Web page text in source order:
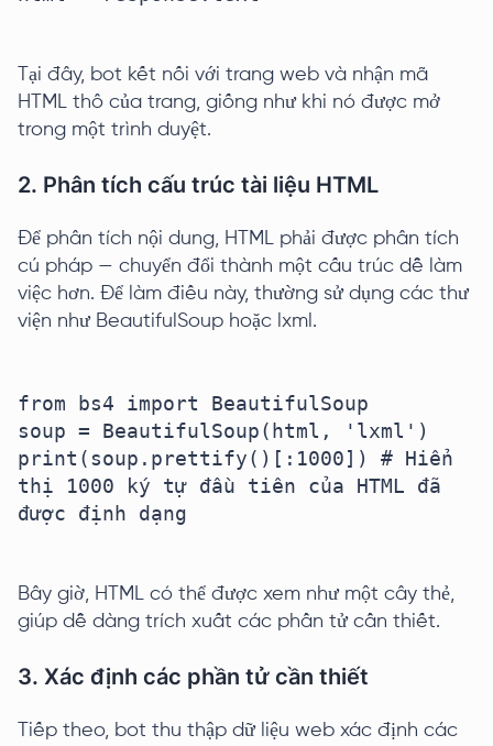
Tại đây, bot kết nối với trang web và nhận mã
HTML thô của trang, giống như khi nó được mở
trong một trình duyệt.
2. Phân tích cấu trúc tài liệu HTML
Để phân tích nội dung, HTML phải được phân tích
cú pháp — chuyển đổi thành một cấu trúc dễ làm
việc hơn. Để làm điều này, thường sử dụng các thư
viện như BeautifulSoup hoặc lxml.
from bs4 import BeautifulSoup
soup = BeautifulSoup(html, 'lxml')
print(soup.prettify()[:1000]) # Hiển
thị 1000 ký tự đầu tiên của HTML đã
được định dạng
Bây giờ, HTML có thể được xem như một cây thẻ,
giúp dễ dàng trích xuất các phần tử cần thiết.
3. Xác định các phần tử cần thiết
Tiếp theo, bot thu thập dữ liệu web xác định các